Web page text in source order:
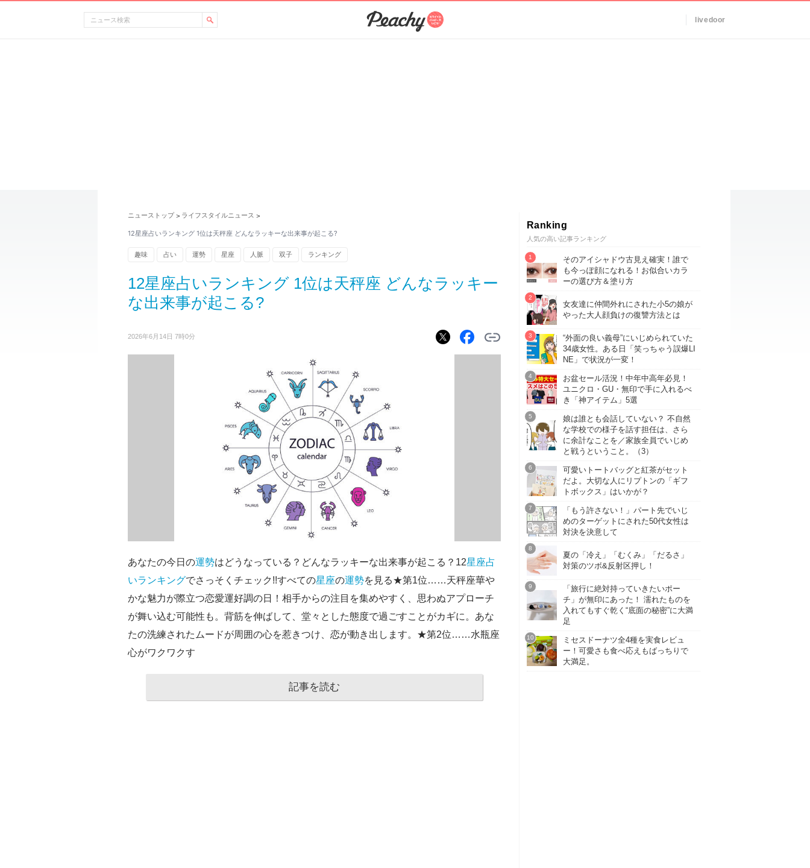
livedoor
ニューストップ > ライフスタイルニュース >
12星座占いランキング 1位は天秤座 どんなラッキーな出来事が起こる?
趣味 占い 運勢 星座 人脈 双子 ランキング
12星座占いランキング 1位は天秤座 どんなラッキー
な出来事が起こる?
2026年6月14日 7時0分
あなたの今日の運勢はどうなっている？どんなラッキーな出来事が起こる？12星座占
いランキングでさっそくチェック!!すべての星座の運勢を見る★第1位……天秤座華や
かな魅力が際立つ恋愛運好調の日！相手からの注目を集めやすく、思わぬアプローチ
が舞い込む可能性も。背筋を伸ばして、堂々とした態度で過ごすことがカギに。あな
たの洗練されたムードが周囲の心を惹きつけ、恋が動き出します。★第2位……水瓶座
心がワクワクす
記事を読む
Ranking
人気の高い記事ランキング
そのアイシャドウ古見え確実！誰で
も今っぽ顔になれる！お似合いカラ
ーの選び方＆塗り方
女友達に仲間外れにされた小5の娘が
やった大人顔負けの復讐方法とは
“外面の良い義母”にいじめられていた
34歳女性。ある日「笑っちゃう誤爆LI
NE」で状況が一変！
お盆セール活況！中年中高年必見！
ユニクロ・GU・無印で手に入れるべ
き「神アイテム」5選
娘は誰とも会話していない？ 不自然
な学校での様子を話す担任は、さら
に余計なことを／家族全員でいじめ
と戦うということ。（3）
可愛いトートバッグと紅茶がセット
だよ。大切な人にリプトンの「ギフ
トボックス」はいかが？
「もう許さない！」パート先でいじ
めのターゲットにされた50代女性は
対決を決意して
夏の「冷え」「むくみ」「だるさ」
対策のツボ&反射区押し！
「旅行に絶対持っていきたいポー
チ」が無印にあった！ 濡れたものを
入れてもすぐ乾く“底面の秘密”に大満
足
ミセスドーナツ全4種を実食レビュ
ー！可愛さも食べ応えもばっちりで
大満足。